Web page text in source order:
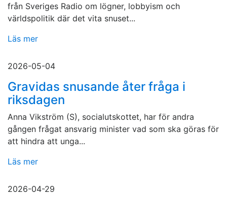
från Sveriges Radio om lögner, lobbyism och
världspolitik där det vita snuset...
Läs mer
2026-05-04
Gravidas snusande åter fråga i
riksdagen
Anna Vikström (S), socialutskottet, har för andra
gången frågat ansvarig minister vad som ska göras för
att hindra att unga...
Läs mer
2026-04-29